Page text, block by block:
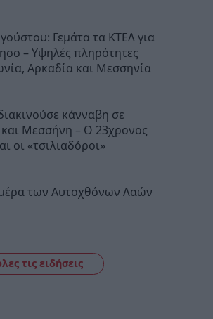
Γεμάτα τα ΚΤΕΛ για
– Υψηλές πληρότητες
Αρκαδία και Μεσσηνία
κάνναβη σε
Μεσσήνη – Ο 23χρονος
οι «τσιλιαδόροι»
των Αυτοχθόνων Λαών
τις ειδήσεις